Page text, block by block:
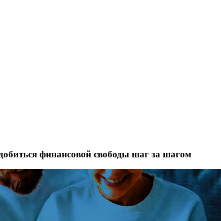
финансовой свободы шаг за шагом